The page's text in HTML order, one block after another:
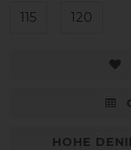
115 120
HOHE